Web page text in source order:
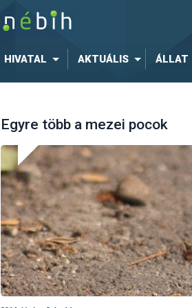
HIVATAL AKTUÁLIS ÁLLAT
Egyre több a mezei pocok